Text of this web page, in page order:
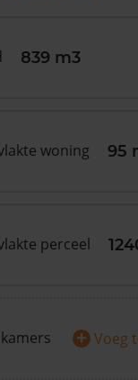
839 m3
woning 95
perceel
+ Voeg